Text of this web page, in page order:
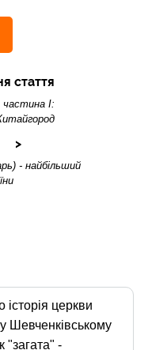
стаття
І:
- найбільший
церкви
Шевченківському
"загата" -